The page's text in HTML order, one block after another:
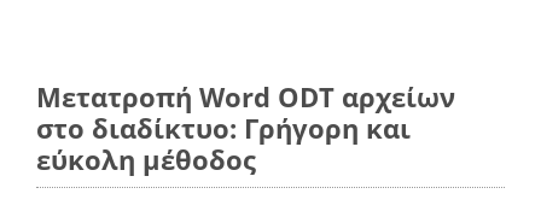
Μετατροπή Word ODT αρχείων
στο διαδίκτυο: Γρήγορη και
εύκολη μέθοδος